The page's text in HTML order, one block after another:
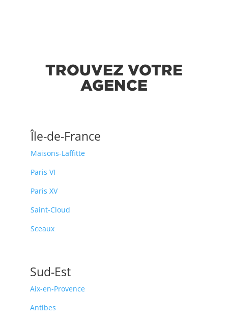
TROUVEZ VOTRE
AGENCE
Île-de-France
Maisons-Laffitte
Paris VI
Paris XV
Saint-Cloud
Sceaux
Sud-Est
Aix-en-Provence
Antibes